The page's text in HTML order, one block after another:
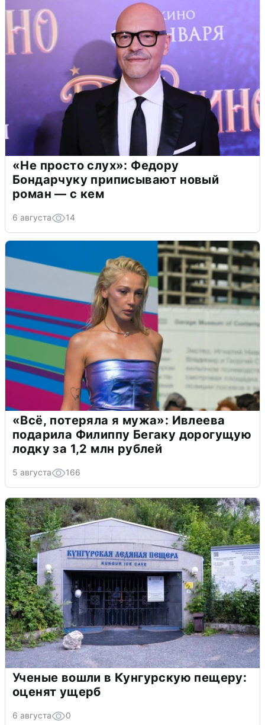
«Не просто слух»: Федору
Бондарчуку приписывают новый
роман — с кем
6 августа 14
«Всё, потеряла я мужа»: Ивлеева
подарила Филиппу Бегаку дорогущую
лодку за 1,2 млн рублей
5 августа 166
Ученые вошли в Кунгурскую пещеру:
оценят ущерб
6 августа 0